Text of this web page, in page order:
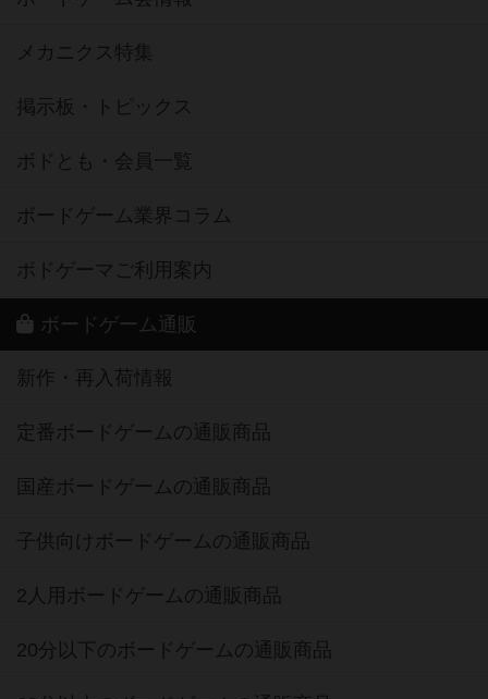
メカニクス特集
掲示板・トピックス
ボドとも・会員一覧
ボードゲーム業界コラム
ボドゲーマご利用案内
ボードゲーム通販
新作・再入荷情報
定番ボードゲームの通販商品
国産ボードゲームの通販商品
子供向けボードゲームの通販商品
2人用ボードゲームの通販商品
20分以下のボードゲームの通販商品